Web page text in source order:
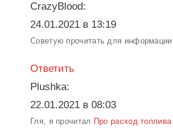
CrazyBlood:
24.01.2021 в 13:19
Советую прочитать для информации
Ответить
Plushka:
22.01.2021 в 08:03
Гля, я прочитал Про расход